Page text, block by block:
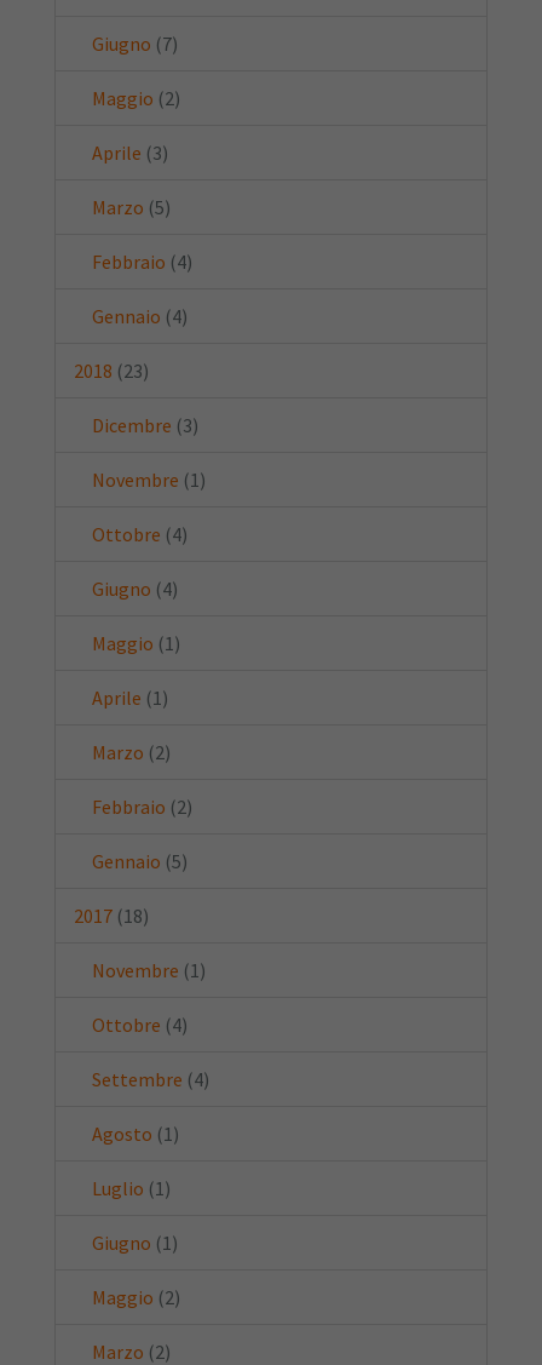
Giugno (7)
Maggio (2)
Aprile (3)
Marzo (5)
Febbraio (4)
Gennaio (4)
2018 (23)
Dicembre (3)
Novembre (1)
Ottobre (4)
Giugno (4)
Maggio (1)
Aprile (1)
Marzo (2)
Febbraio (2)
Gennaio (5)
2017 (18)
Novembre (1)
Ottobre (4)
Settembre (4)
Agosto (1)
Luglio (1)
Giugno (1)
Maggio (2)
Marzo (2)